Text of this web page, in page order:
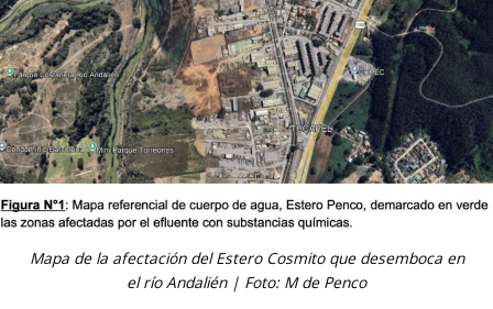
Mapa de la afectación del Estero Cosmito que desemboca en
el río Andalién | Foto: M de Penco